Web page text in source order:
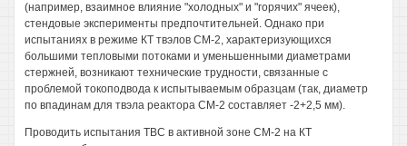
(например, взаимное влияние "холодных" и "горячих" ячеек),
стендовые эксперименты предпочтительней. Однако при
испытаниях в режиме КТ твэлов СМ-2, характеризующихся
большими тепловыми потоками и уменьшенными диаметрами
стержней, возникают технические трудности, связанные с
проблемой токоподвода к испытываемым образцам (так, диаметр
по впадинам для твэла реактора СМ-2 составляет -2+2,5 мм).
Проводить испытания ТВС в активной зоне СМ-2 на КТ